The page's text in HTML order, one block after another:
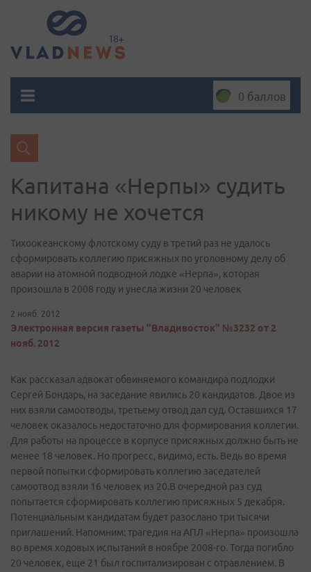
0 баллов
Капитана «Нерпы» судить
никому не хочется
Тихоокеанскому флотскому суду в третий раз не удалось
сформировать коллегию присяжных по уголовному делу об
аварии на атомной подводной лодке «Нерпа», которая
произошла в 2008 году и унесла жизни 20 человек
2 нояб. 2012
Электронная версия газеты "Владивосток" №3232 от 2
нояб. 2012
Как рассказал адвокат обвиняемого командира подлодки
Сергей Бондарь, на заседание явились 20 кандидатов. Двое из
них взяли самоотводы, третьему отвод дал суд. Оставшихся 17
человек оказалось недостаточно для формирования коллегии.
Для работы на процессе в корпусе присяжных должно быть не
менее 18 человек. Но прогресс, видимо, есть. Ведь во время
первой попытки сформировать коллегию заседателей
самоотвод взяли 16 человек из 20.В очередной раз суд
попытается сформировать коллегию присяжных 5 декабря.
Потенциальным кандидатам будет разослано три тысячи
приглашений. Напомним: трагедия на АПЛ «Нерпа» произошла
во время ходовых испытаний в ноябре 2008-го. Тогда погибло
20 человек, еще 21 был госпитализирован с отравлением. В